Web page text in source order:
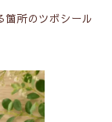
箇所のツボシール